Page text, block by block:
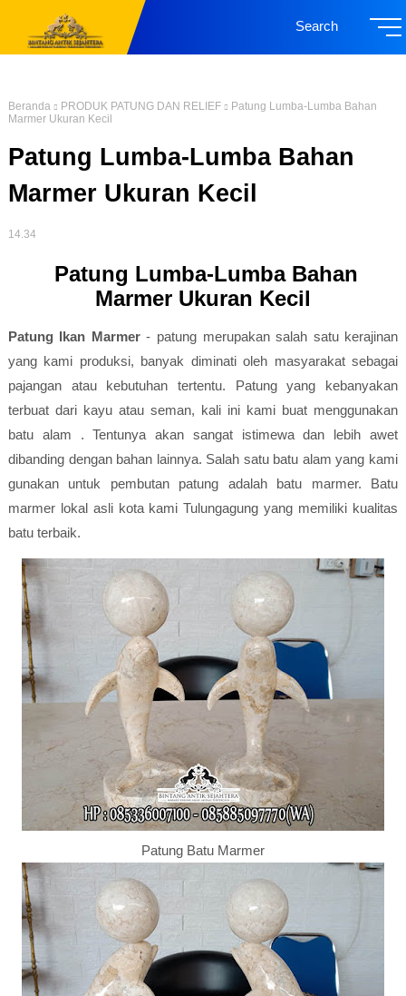
Search
Beranda PRODUK PATUNG DAN RELIEF
Patung Lumba-Lumba Bahan
Marmer Ukuran Kecil
Patung Lumba-Lumba Bahan
Marmer Ukuran Kecil
14.34
Patung Lumba-Lumba Bahan
Marmer Ukuran Kecil
Patung Ikan Marmer- patung merupakan salah satu kerajinan
yang kami produksi, banyak diminati oleh masyarakat sebagai
pajangan atau kebutuhan tertentu. Patung yang kebanyakan
terbuat dari kayu atau seman, kali ini kami buat menggunakan
batu alam . Tentunya akan sangat istimewa dan lebih awet
dibanding dengan bahan lainnya. Salah satu batu alam yang kami
gunakan untuk pembutan patung adalah batu marmer. Batu
marmer lokal asli kota kami Tulungagung yang memiliki kualitas
batu terbaik.
Patung Batu Marmer